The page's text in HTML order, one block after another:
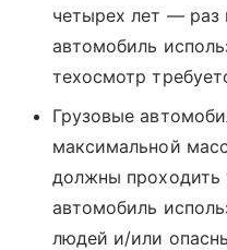
четырех лет — раз
автомобиль
техосмотр
Грузовые
максимальной
должны проходить
автомобиль
людей и/или